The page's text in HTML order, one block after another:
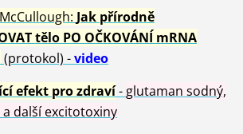
McCullough: Jak přírodně
tělo PO OČKOVÁNÍ mRNA
(protokol) -video
efekt pro zdraví- glutaman sodný,
další excitotoxiny